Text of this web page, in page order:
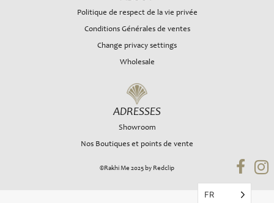
Politique de respect de la vie privée
Conditions Générales de ventes
Change privacy settings
Wholesale
ADRESSES
Showroom
Nos Boutiques et points de vente
©Rakhi Me 2025 by Redclip
FR